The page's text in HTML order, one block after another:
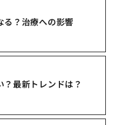
る？治療への影響
最新トレンドは？